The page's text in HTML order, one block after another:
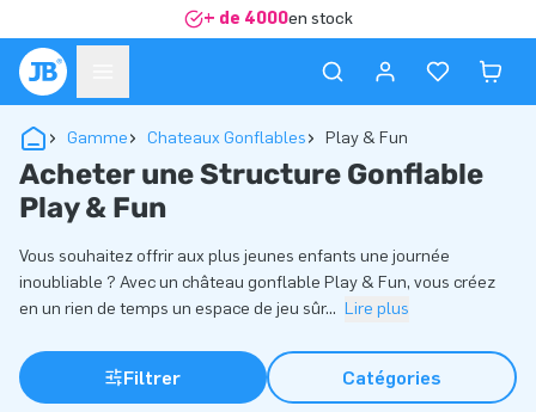
+ de 4000en stock
Gamme Chateaux Gonflables Play & Fun
Acheter une Structure Gonflable
Play & Fun
Vous souhaitez offrir aux plus jeunes enfants une journée
inoubliable ? Avec un château gonflable Play & Fun, vous créez
en un rien de temps un espace de jeu sûr... Lire plus
Filtrer Catégories